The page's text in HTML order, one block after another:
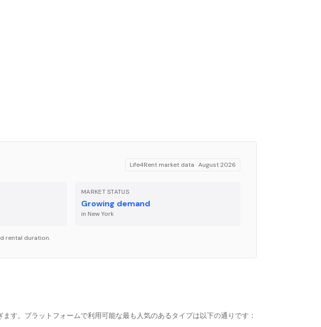
Life4Rent market data ·August 2026
MARKET STATUS
Growing demand
in New York
rental duration.
す。プラットフォームで利用可能な最も人気のあるタイプは以下の通りです：